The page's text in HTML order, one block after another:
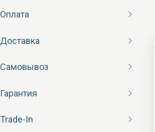
Оплата
Доставка
Самовывоз
Гарантия
Trade-In